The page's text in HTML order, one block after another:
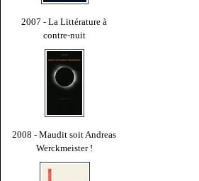
2007 - La Littérature à
contre-nuit
2008 - Maudit soit Andreas
Werckmeister !